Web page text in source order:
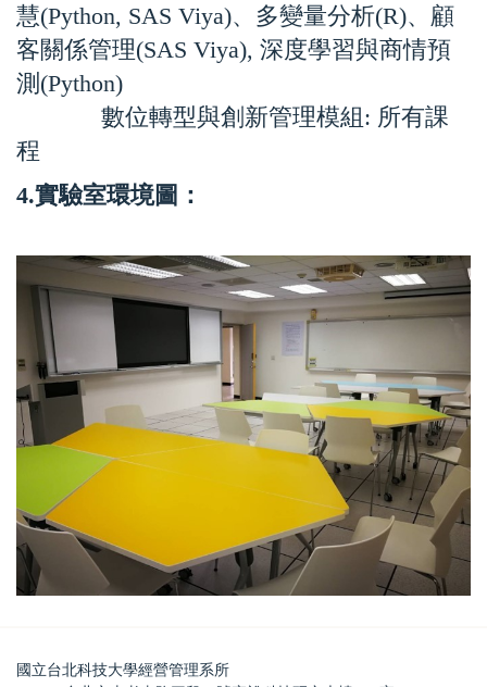
慧(Python, SAS Viya)、多變量分析(R)、顧
客關係管理(SAS Viya), 深度學習與商情預
測(Python)
數位轉型與創新管理模組: 所有課
程
4.實驗室環境圖：
國立台北科技大學經營管理系所